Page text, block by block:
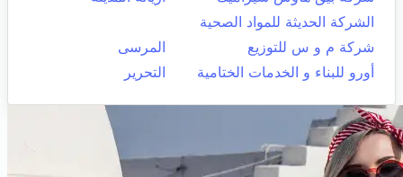
الشركة الحديثة للمواد الصحية
شركة م و س للتوزيع
المرسى
أورو للبناء و الخدمات الختامية
التحرير